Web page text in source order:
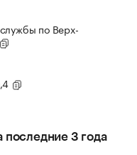
по Верх-
последние 3 года